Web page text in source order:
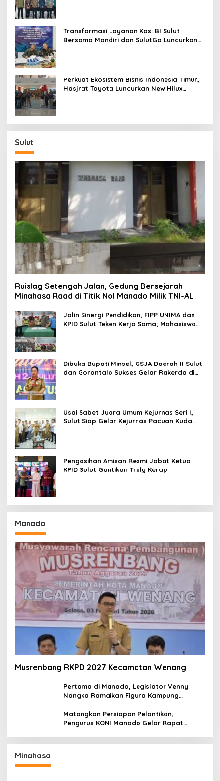
Transformasi Layanan Kas: BI Sulut
Bersama Mandiri dan SulutGo Luncurkan
Perkuat Ekosistem Bisnis Indonesia Timur,
Hasjrat Toyota Luncurkan New Hilux
Sulut
Ruislag Setengah Jalan, Gedung Bersejarah
Minahasa Raad di Titik Nol Manado Milik TNI-AL
Jalin Sinergi Pendidikan, FIPP UNIMA dan
KPID Sulut Teken Kerja Sama; Mahasiswa
Dibuka Bupati Minsel, GSJA Daerah II Sulut
dan Gorontalo Sukses Gelar Rakerda di
Usai Sabet Juara Umum Kejurnas Seri I,
Sulut Siap Gelar Kejurnas Pacuan Kuda
Pengasihan Amisan Resmi Jabat Ketua
KPID Sulut Gantikan Truly Kerap
Manado
Musrenbang RKPD 2027 Kecamatan Wenang
Pertama di Manado, Legislator Venny
Nangka Ramaikan Figura Kampung
Matangkan Persiapan Pelantikan,
Pengurus KONI Manado Gelar Rapat
Minahasa